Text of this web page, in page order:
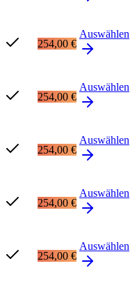
254,00 €
Auswählen
254,00 €
Auswählen
254,00 €
Auswählen
254,00 €
Auswählen
254,00 €
Auswählen